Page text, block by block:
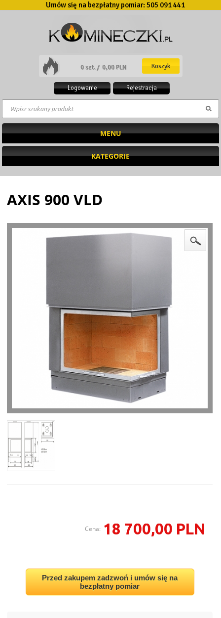
Umów się na bezpłatny pomiar: 505 091 441
0 szt. / 0,00 PLN Koszyk
Rejestracja
Logowanie
MENU
KATEGORIE
AXIS 900 VLD
Cena: 18 700,00 PLN
Przed zakupem zadzwoń i umów się na
bezpłatny pomiar